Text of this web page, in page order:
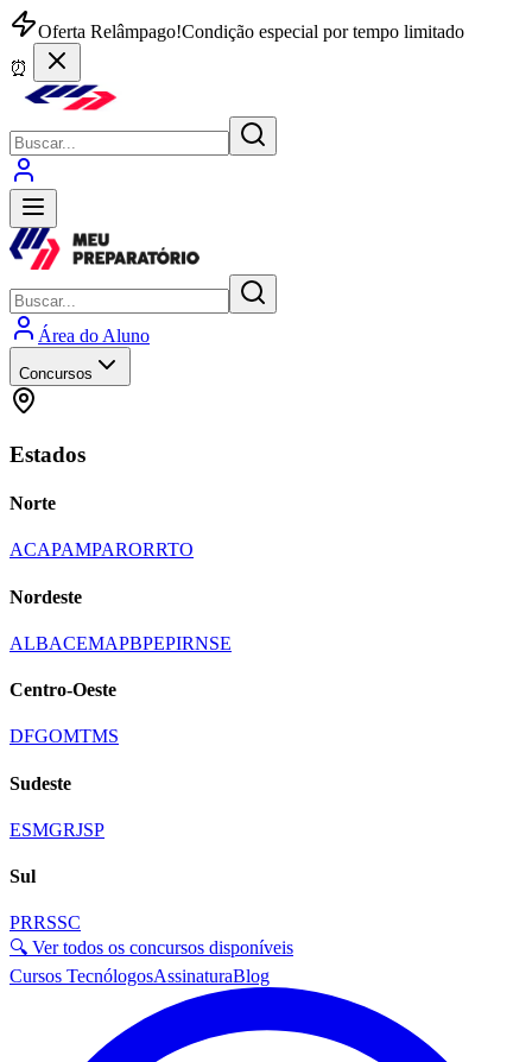
Oferta Relâmpago!Condição especial por tempo limitado
⏰
Área do Aluno
Concursos
Estados
Norte
ACAPAMPARORRTO
Nordeste
ALBACEMAPBPEPIRNSE
Centro-Oeste
DFGOMTMS
Sudeste
ESMGRJSP
Sul
PRRSSC
🔍 Ver todos os concursos disponíveis
Cursos TecnólogosAssinaturaBlog